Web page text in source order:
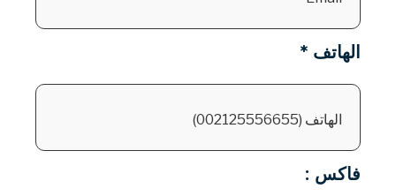
الهاتف *
فاكس :